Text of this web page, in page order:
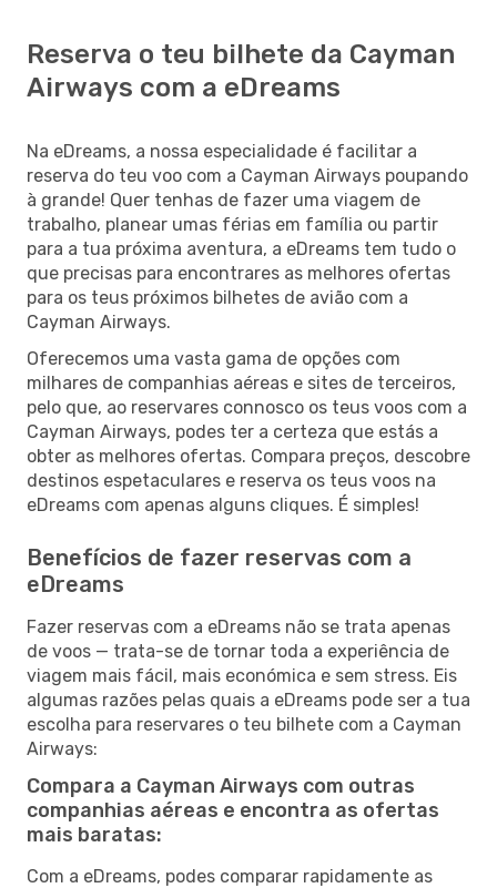
Reserva o teu bilhete da Cayman
Airways com a eDreams
Na eDreams, a nossa especialidade é facilitar a
reserva do teu voo com a Cayman Airways poupando
à grande! Quer tenhas de fazer uma viagem de
trabalho, planear umas férias em família ou partir
para a tua próxima aventura, a eDreams tem tudo o
que precisas para encontrares as melhores ofertas
para os teus próximos bilhetes de avião com a
Cayman Airways.
Oferecemos uma vasta gama de opções com
milhares de companhias aéreas e sites de terceiros,
pelo que, ao reservares connosco os teus voos com a
Cayman Airways, podes ter a certeza que estás a
obter as melhores ofertas. Compara preços, descobre
destinos espetaculares e reserva os teus voos na
eDreams com apenas alguns cliques. É simples!
Benefícios de fazer reservas com a
eDreams
Fazer reservas com a eDreams não se trata apenas
de voos — trata-se de tornar toda a experiência de
viagem mais fácil, mais económica e sem stress. Eis
algumas razões pelas quais a eDreams pode ser a tua
escolha para reservares o teu bilhete com a Cayman
Airways:
Compara a Cayman Airways com outras
companhias aéreas e encontra as ofertas
mais baratas:
Com a eDreams, podes comparar rapidamente as